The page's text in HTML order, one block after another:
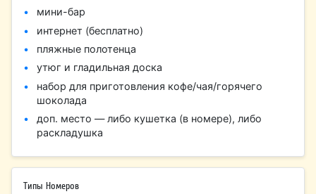
мини-бар
интернет (бесплатно)
пляжные полотенца
утюг и гладильная доска
набор для приготовления кофе/чая/горячего
шоколада
доп. место — либо кушетка (в номере), либо
раскладушка
Типы Номеров